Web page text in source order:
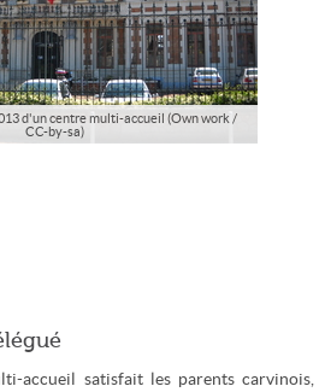
d'un centre multi-accueil (Own work /
CC-by-sa)
accueil satisfait les parents carvinois,